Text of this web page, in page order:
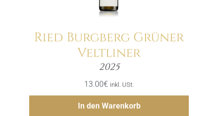
Ried Burgberg Grüner
Veltliner
2025
13.00€ inkl. USt.
In den Warenkorb
Menge
Hinzufügen